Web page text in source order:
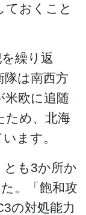
ておくこと
繰り返
隊は南西方
米欧に追随
ため、北海
ます。
とも3か所か
。「飽和攻
の対処能力